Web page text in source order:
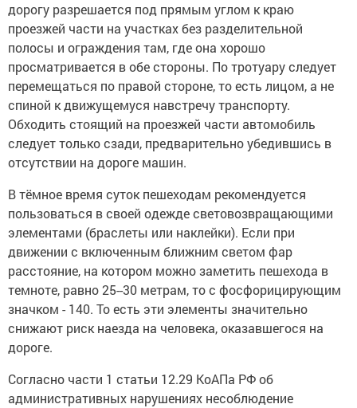
дорогу разрешается под прямым углом к краю
проезжей части на участках без разделительной
полосы и ограждения там, где она хорошо
просматривается в обе стороны. По тротуару следует
перемещаться по правой стороне, то есть лицом, а не
спиной к движущемуся навстречу транспорту.
Обходить стоящий на проезжей части автомобиль
следует только сзади, предварительно убедившись в
отсутствии на дороге машин.
В тёмное время суток пешеходам рекомендуется
пользоваться в своей одежде световозвращающими
элементами (браслеты или наклейки). Если при
движении с включенным ближним светом фар
расстояние, на котором можно заметить пешехода в
темноте, равно 25--30 метрам, то с фосфорицирующим
значком - 140. То есть эти элементы значительно
снижают риск наезда на человека, оказавшегося на
дороге.
Согласно части 1 статьи 12.29 КоАПа РФ об
административных нарушениях несоблюдение